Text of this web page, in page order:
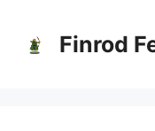
contenu
Finrod